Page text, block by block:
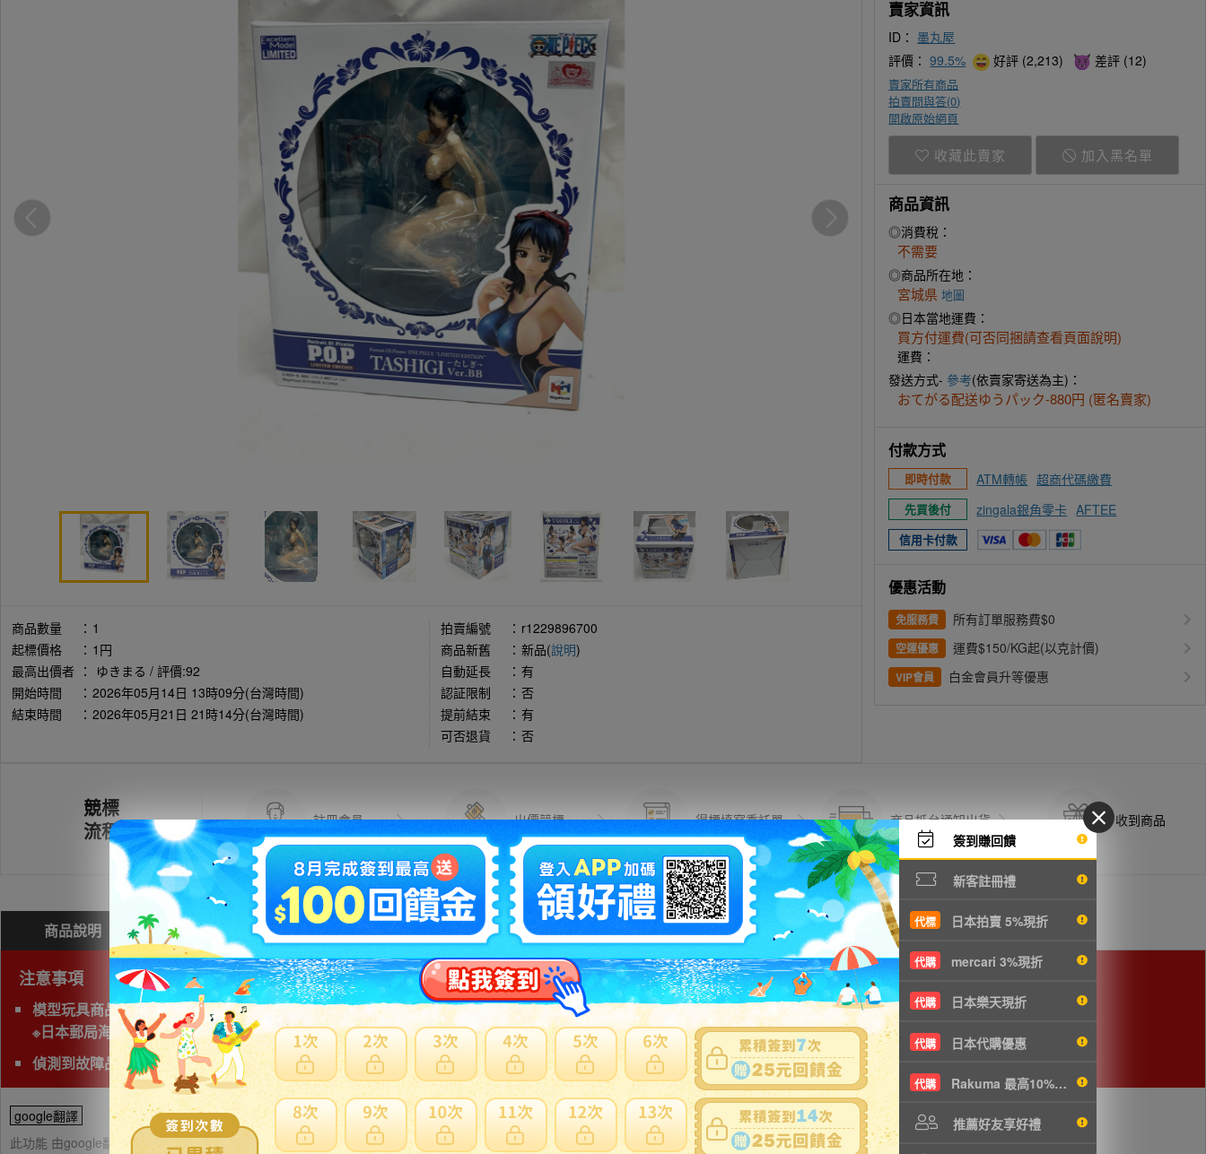
簽到賺回饋
新客註冊禮
代標 日本拍賣 5%現折
代購 mercari 3%現折
代購 日本樂天現折
代購 日本代購優惠
代購 Rakuma 最高10%現折
推薦好友享好禮
商品數量 ： 1
起標價格
： 1円
最高出價者 ：
ゆきまる / 評價:92
開始時間
： 2026年05月14日 13時09分(台灣時間)
結束時間
： 2026年05月21日 21時14分(台灣時間)
拍賣編號 ： r1229896700
商品新舊
： 新品(說明)
自動延長
： 有
認証限制
： 否
提前結束
： 有
可否退貨
： 否
賣家資訊
ID： 墨丸屋
評價：99.5% 好評 (2,213) 差評 (12)
賣家所有商品
拍賣問與答(0)
開啟原始網頁
收藏此賣家 加入黑名單
商品資訊
◎消費稅：
不需要
◎商品所在地：
宮城県 地圖
◎日本當地運費：
買方付運費(可否同捆請查看頁面說明)
運費：
發送方式- 參考(依賣家寄送為主)：
おてがる配送ゆうパック-880円 (匿名賣家)
付款方式
即時付款 ATM轉帳 超商代碼繳費
先買後付 zingala銀角零卡 AFTEE
信用卡付款
優惠活動
免服務費 所有訂單服務費$0
空運優惠 運費$150/KG起(以克計價)
VIP會員 白金會員升等優惠
競標
流程
註冊會員 出價競標 得標填寫委託單 商品抵台通知出貨 收到商品
商品說明 問與答( 費用試算 問題商品反映流程
注意事項
模型玩具商品無法使用海運運送，空運會產生材積費用，可使用日本郵局海運直送。貼心提醒：商品外箱三邊總合低於75cm以下，使用空運會較划算。
※日本郵局海運直送抵台時間通常超過三週以上，無法與賣家反應商品疑慮、功能異常...等
偵測到故障品(垃圾品)、有照片及說明以外的問題，下標前注意
google翻譯
此功能 由google翻譯提供參考，樂淘不保證翻譯內容之正確性，詳細問題說明請使用商品問與答